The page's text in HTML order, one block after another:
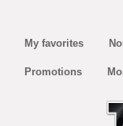
My favorites
Promotions